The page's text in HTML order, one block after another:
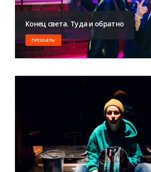
Конец света. Туда и обратно
ПРЕМЬЕРЫ